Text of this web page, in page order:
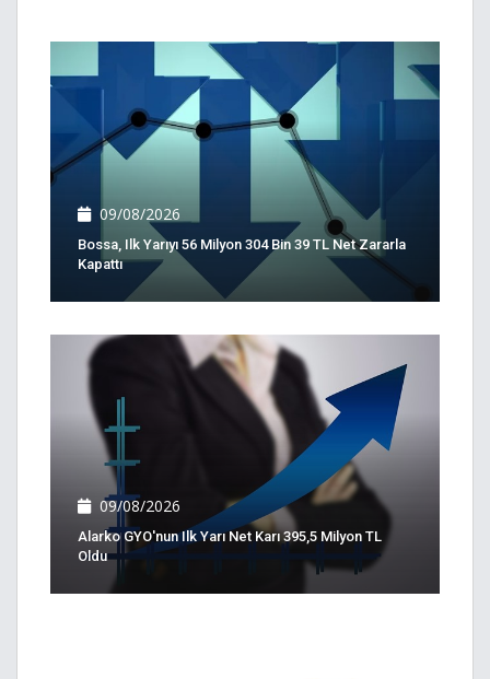
09/08/2026
Bossa, Ilk Yarıyı 56 Milyon 304 Bin 39 TL Net Zararla
Kapattı
09/08/2026
Alarko GYO'nun Ilk Yarı Net Karı 395,5 Milyon TL
Oldu